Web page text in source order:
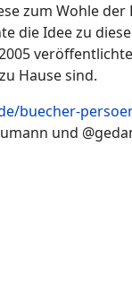
zum Wohle
die Idee zu
Hause sind.
buecher-
und
durchs